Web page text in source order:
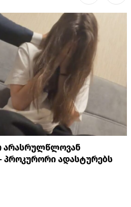
არასრულწლოვან
პროკურორი ადასტურებს